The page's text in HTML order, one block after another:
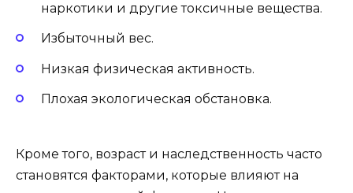
наркотики и другие токсичные вещества.
Избыточный вес.
Низкая физическая активность.
Плохая экологическая обстановка.
Кроме того, возраст и наследственность часто
становятся факторами, которые влияют на